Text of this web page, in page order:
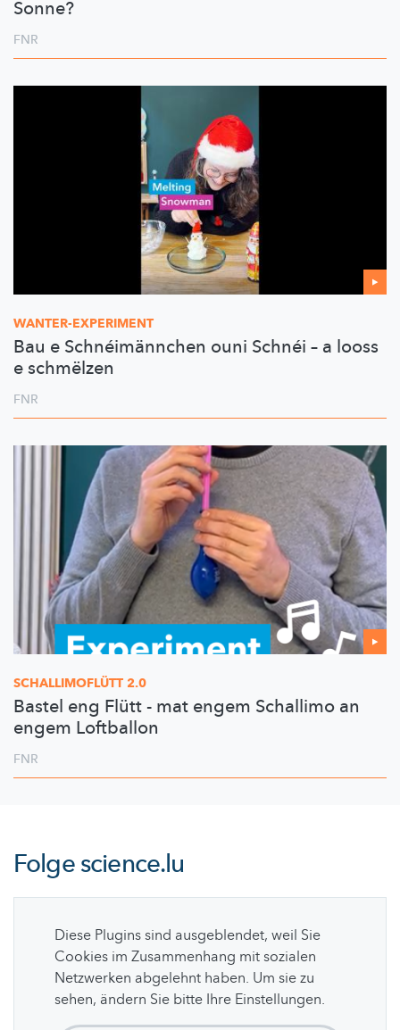
Sonne?
FNR
WANTER-EXPERIMENT
Bau e Schnéimännchen ouni Schnéi – a looss
e schmëlzen
FNR
SCHALLIMOFLÜTT 2.0
Bastel eng Flütt - mat engem Schallimo an
engem Loftballon
FNR
Folgescience.lu
Diese Plugins sind ausgeblendet, weil Sie
Cookies im Zusammenhang mit sozialen
Netzwerken abgelehnt haben. Um sie zu
sehen, ändern Sie bitte Ihre Einstellungen.